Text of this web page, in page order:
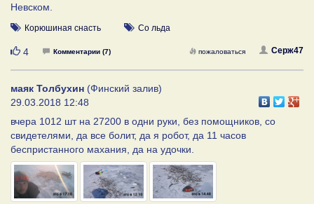
Невском.
Корюшиная снасть Со льда
Нравится
4 Комментарии (7) Серж47
пожаловаться
маяк Толбухин (Финский залив)
29.03.2018 12:48
вчера 1012 шт на 27200 в одни руки, без помощников, со
свидетелями, да все болит, да я робот, да 11 часов
беспристанного махания, да на удочки.